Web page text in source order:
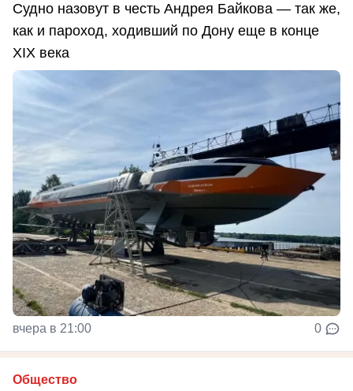
Судно назовут в честь Андрея Байкова — так же,
как и пароход, ходивший по Дону еще в конце
XIX века
вчера в 21:00 0
Общество